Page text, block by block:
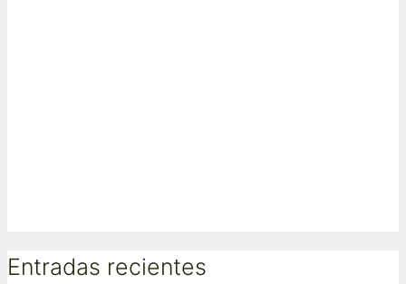
Entradas recientes